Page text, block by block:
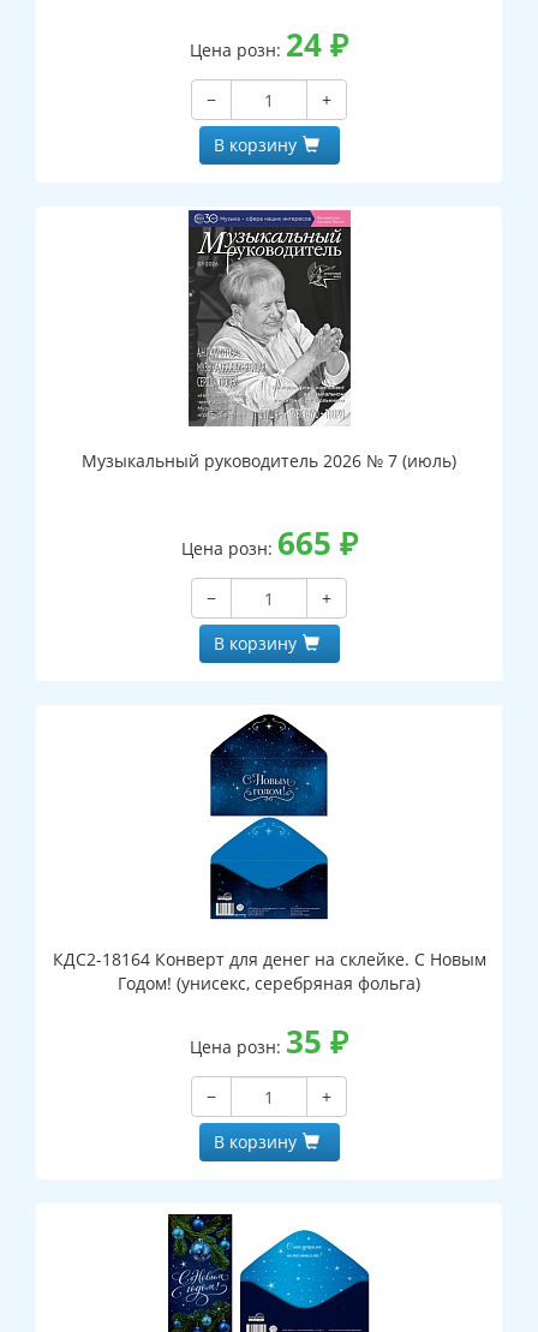
Цена розн: 24₽
−
+
В корзину
Музыкальный руководитель 2026 № 7 (июль)
Цена розн: 665 ₽
−
+
В корзину
КДС2-18164 Конверт для денег на склейке. С Новым
Годом! (унисекс, серебряная фольга)
Цена розн: 35 ₽
−
+
В корзину